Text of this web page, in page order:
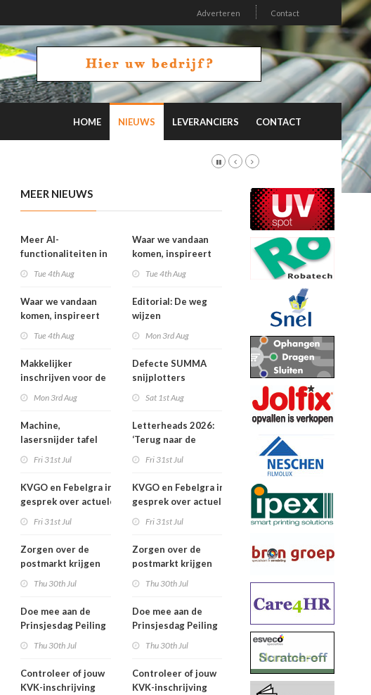
Adverteren Contact
HOME NIEUWS LEVERANCIERS CONTACT
MEER NIEUWS
Meer AI-
functionaliteiten in
Tue 4th Aug
Waar we vandaan
komen, inspireert
Tue 4th Aug
Makkelijker
inschrijven voor de
Mon 3rd Aug
Machine,
lasersnijder tafel
Fri 31st Jul
KVGO en Febelgra in
gesprek over actuele
Fri 31st Jul
Zorgen over de
postmarkt krijgen
Thu 30th Jul
Doe mee aan de
Prinsjesdag Peiling
Thu 30th Jul
Controleer of jouw
KVK-inschrijving
Waar we vandaan
komen, inspireert
Tue 4th Aug
Editorial: De weg
wijzen
Mon 3rd Aug
Defecte SUMMA
snijplotters
Sat 1st Aug
Letterheads 2026:
‘Terug naar de
Fri 31st Jul
KVGO en Febelgra in
gesprek over actuele
Fri 31st Jul
Zorgen over de
postmarkt krijgen
Thu 30th Jul
Doe mee aan de
Prinsjesdag Peiling
Thu 30th Jul
Controleer of jouw
KVK-inschrijving